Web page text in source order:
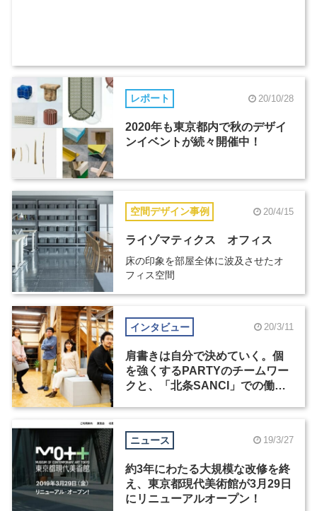
レポート 20/10/28
2020年も東京都内で秋のデザイ
ンイベントが続々開催中！
空間デザイン事例 20/4/15
ライゾマティクス オフィス
床の印象を部屋全体に波及させたオ
フィス空間
インタビュー 20/3/11
肩書きは自分で決めていく。個
を強くするPARTYのチームワー
クと、「北条SANCI」での働き
ニュース 19/3/27
約3年にわたる大規模な改修を終
え、東京都現代美術館が3月29日
にリニューアルオープン！